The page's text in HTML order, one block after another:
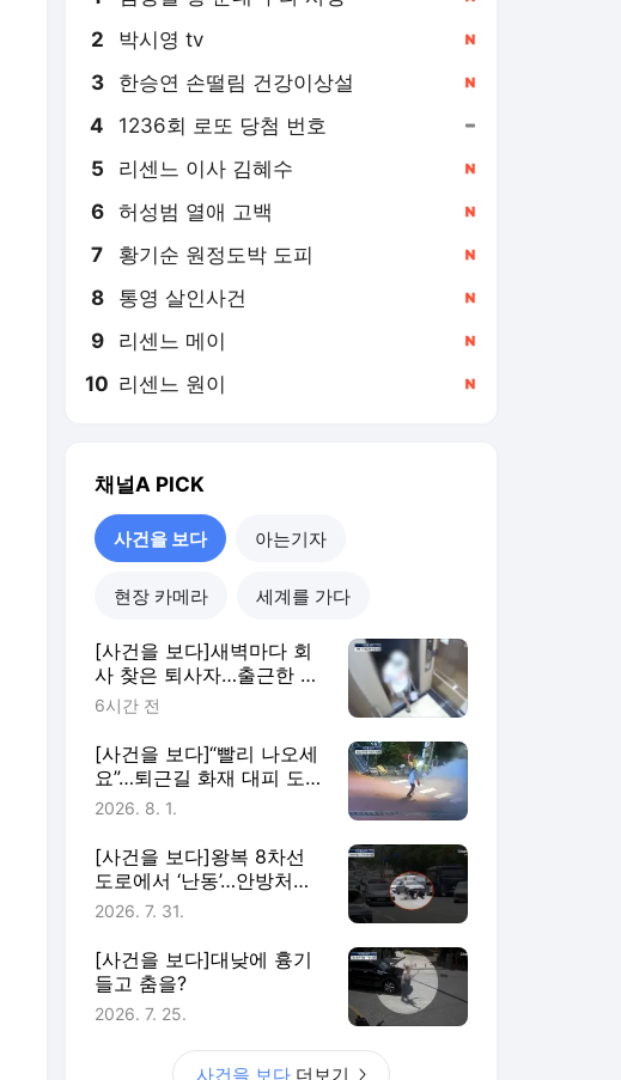
리센느 원이
채널A PICK
사건을 보다 아는기자
현장 카메라 세계를 가다
사 찾은 퇴사자…출근한 이
유는?
6시간 전
[사건을 보다]“빨리 나오세
[사건을 보다]왕복 8차선
도로에서 ‘난동’…안방처럼
‘벌러덩’
2026. 7. 31.
[사건을 보다]대낮에 흉기
들고 춤을?
2026. 7. 25.
더보기
채널A 랭킹 뉴스
최근 3시간 집계 결과입니다.
많이 본 뉴스 탐독한 뉴스
1 “매우 위독한 상태”…모
즈타바 ‘건강 이상설’ 확
산
6시간 전
[사건을 보다]새벽마다